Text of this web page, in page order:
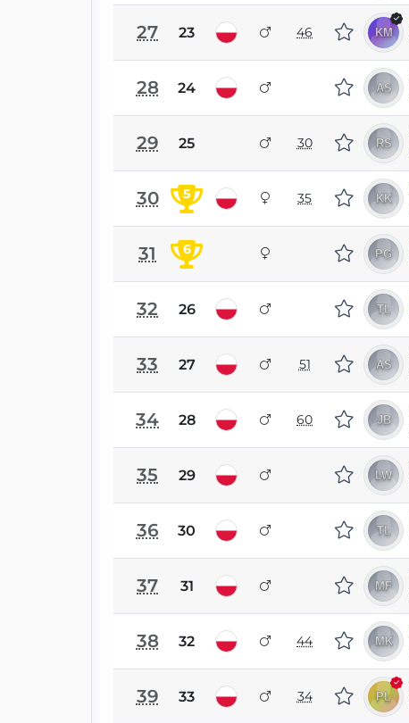
27 23 46
28 24
29 25 30
30 5 35
31 6
32 26
33 27 51
34 28 60
35 29
36 30
37 31
38 32 44
39 33 34